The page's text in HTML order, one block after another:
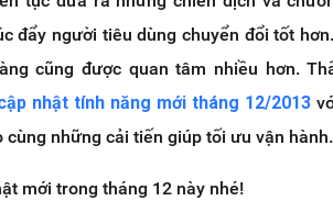
đẩy người tiêu dùng chuyển đổi tốt
cũng được quan tâm nhiều hơn.
nhật tính năng mới tháng 12/2013
những cải tiến giúp tối ưu vận hành.
mới trong tháng 12 này nhé!